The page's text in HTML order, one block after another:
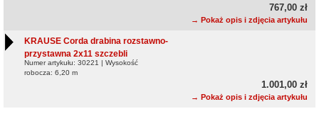
767,00 zł
→ Pokaż opis i zdjęcia artykułu
KRAUSE Corda drabina rozstawno-
przystawna 2x11 szczebli
Numer artykułu: 30221 | Wysokość
robocza: 6,20 m
1.001,00 zł
→ Pokaż opis i zdjęcia artykułu